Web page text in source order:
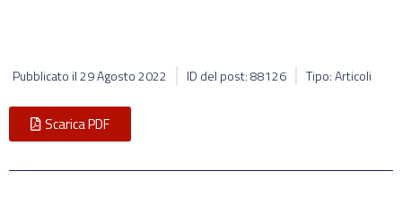
Pubblicato il29 Agosto 2022 ID del post: 88126 Tipo: Articoli
Scarica PDF